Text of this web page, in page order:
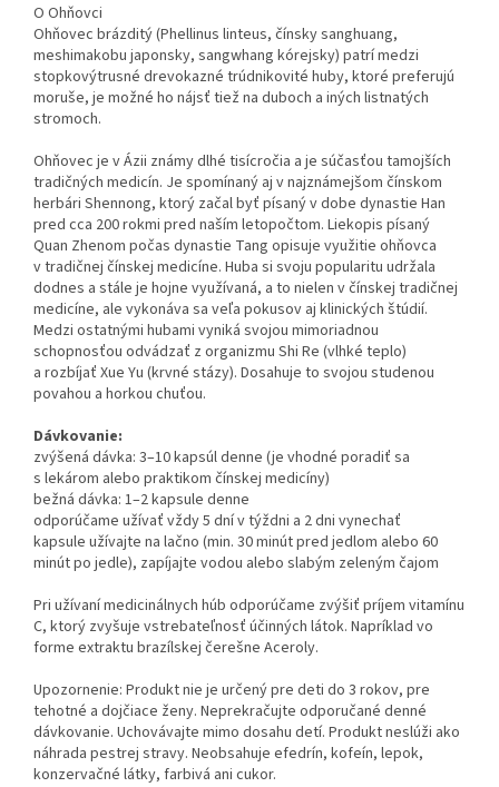
O Ohňovci
Ohňovec brázditý (Phellinus linteus, čínsky sanghuang,
meshimakobu japonsky, sangwhang kórejsky) patrí medzi
stopkovýtrusné drevokazné trúdnikovité huby, ktoré preferujú
moruše, je možné ho nájsť tiež na duboch a iných listnatých
stromoch.
Ohňovec je v Ázii známy dlhé tisícročia a je súčasťou tamojších
tradičných medicín. Je spomínaný aj v najznámejšom čínskom
herbári Shennong, ktorý začal byť písaný v dobe dynastie Han
pred cca 200 rokmi pred naším letopočtom. Liekopis písaný
Quan Zhenom počas dynastie Tang opisuje využitie ohňovca
v tradičnej čínskej medicíne. Huba si svoju popularitu udržala
dodnes a stále je hojne využívaná, a to nielen v čínskej tradičnej
medicíne, ale vykonáva sa veľa pokusov aj klinických štúdií.
Medzi ostatnými hubami vyniká svojou mimoriadnou
schopnosťou odvádzať z organizmu Shi Re (vlhké teplo)
a rozbíjať Xue Yu (krvné stázy). Dosahuje to svojou studenou
povahou a horkou chuťou.
Dávkovanie:
zvýšená dávka: 3–10 kapsúl denne (je vhodné poradiť sa
s lekárom alebo praktikom čínskej medicíny)
bežná dávka: 1–2 kapsule denne
odporúčame užívať vždy 5 dní v týždni a 2 dni vynechať
kapsule užívajte na lačno (min. 30 minút pred jedlom alebo 60
minút po jedle), zapíjajte vodou alebo slabým zeleným čajom
Pri užívaní medicinálnych húb odporúčame zvýšiť príjem vitamínu
C, ktorý zvyšuje vstrebateľnosť účinných látok. Napríklad vo
forme extraktu brazílskej čerešne Aceroly.
Upozornenie: Produkt nie je určený pre deti do 3 rokov, pre
tehotné a dojčiace ženy. Neprekračujte odporučané denné
dávkovanie. Uchovávajte mimo dosahu detí. Produkt neslúži ako
náhrada pestrej stravy. Neobsahuje efedrín, kofeín, lepok,
konzervačné látky, farbivá ani cukor.